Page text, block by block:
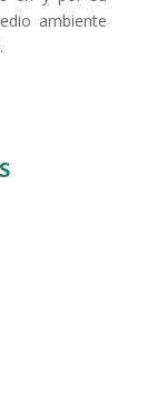
ambiente